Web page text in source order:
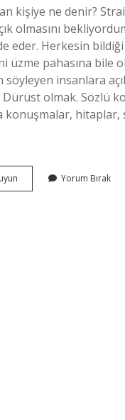
kişiye ne denir?
olmasını
eder. Herkesin
üzme pahasına
insanlara
Dürüst olmak. Sözlü
konuşmalar,
Sözlü
Yorum Bırak